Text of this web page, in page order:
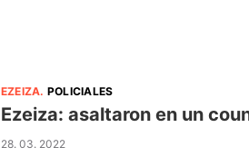
EZEIZA. POLICIALES
Ezeiza: asaltaron en un
28. 03. 2022